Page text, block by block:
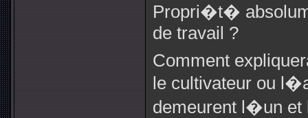
Propri�t�
de travail ?
Comment
le cultivateur ou
demeurent l�un